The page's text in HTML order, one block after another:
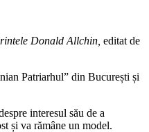
Donald Allchin, editat de
Patriarhul” din București și
interesul său de a
și va rămâne un model.